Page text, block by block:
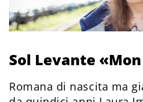
Sol Levante
Romana di nascita ma